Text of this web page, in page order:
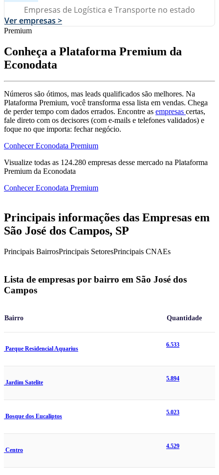
Empresas de Logística e Transporte no estado
Ver empresas >
Premium
Conheça a Plataforma Premium da
Econodata
Números são ótimos, mas leads qualificados são melhores. Na
Plataforma Premium, você transforma essa lista em vendas. Chega
de perder tempo com dados errados. Encontre as empresas certas,
fale direto com os decisores (com e-mails e telefones validados) e
foque no que importa: fechar negócio.
Conhecer Econodata Premium
Visualize todas as 124.280 empresas desse mercado na Plataforma
Premium da Econodata
Conhecer Econodata Premium
Principais informações das Empresas em
São José dos Campos, SP
Principais BairrosPrincipais SetoresPrincipais CNAEs
Lista de empresas por bairro em São José dos
Campos
Bairro Quantidade
Parque Residencial Aquarius
6.533
Jardim Satelite
5.894
Bosque dos Eucaliptos
5.023
Centro
4.529